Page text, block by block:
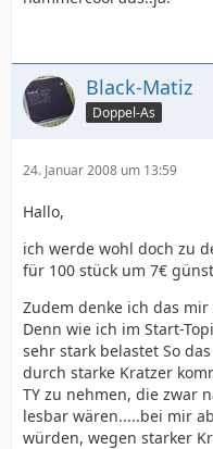
Black-Matiz
Doppel-As
24. Januar 2008 um 13:59
Hallo,
ich werde wohl doch zu
für 100 stück um 7€
Zudem denke ich das
Denn wie ich im Start-
sehr stark belastet So
durch starke Kratzer
TY zu nehmen, die zwar
lesbar wären.....bei mir
würden, wegen starker